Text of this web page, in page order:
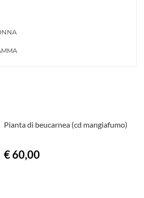
Pianta di beucarnea (cd mangiafumo)
€ 60,00